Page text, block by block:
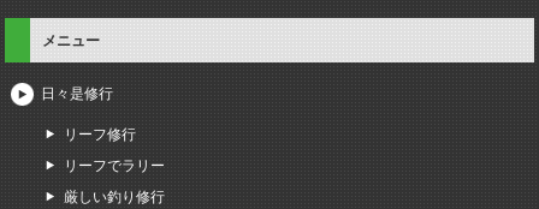
メニュー
日々是修行
リーフ修行
リーフでラリー
厳しい釣り修行